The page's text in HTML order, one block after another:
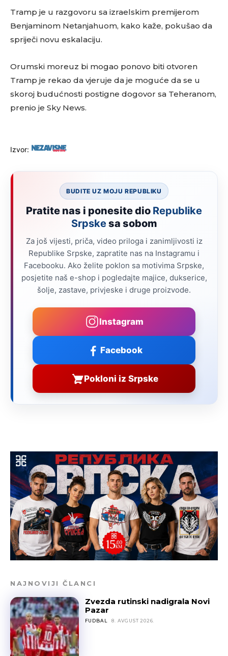
Tramp je u razgovoru sa izraelskim premijerom
Benjaminom Netanjahuom, kako kaže, pokušao da
spriječi novu eskalaciju.
Orumski moreuz bi mogao ponovo biti otvoren
Tramp je rekao da vjeruje da je moguće da se u
skoroj budućnosti postigne dogovor sa Teheranom,
prenio je Sky News.
Izvor:
BUDITE UZ MOJU REPUBLIKU
Pratite nas i ponesite dio Republike
Srpskesa sobom
Za još vijesti, priča, video priloga i zanimljivosti iz
Republike Srpske, zapratite nas na Instagramu i
Facebooku. Ako želite poklon sa motivima Srpske,
posjetite naš e-shop i pogledajte majice, dukserice,
šolje, zastave, privjeske i druge proizvode.
Instagram
Facebook
Pokloni iz Srpske
NAJNOVIJI ČLANCI
Zvezda rutinski nadigrala Novi
Pazar
FUDBAL 8. AVGUST 2026.